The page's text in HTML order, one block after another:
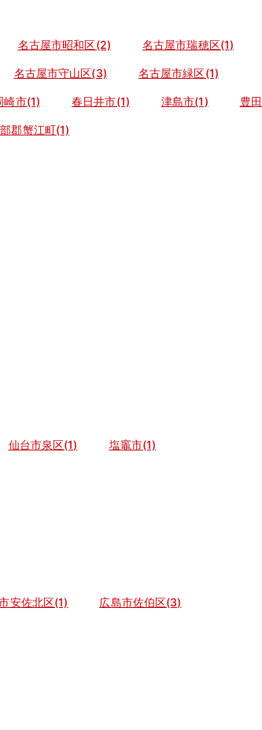
名古屋市昭和区(2) 名古屋市瑞穂区(1)
名古屋市守山区(3) 名古屋市緑区(1)
崎市(1) 春日井市(1) 津島市(1) 豊
郡蟹江町(1)
仙台市泉区(1) 塩竈市(1)
安佐北区(1) 広島市佐伯区(3)